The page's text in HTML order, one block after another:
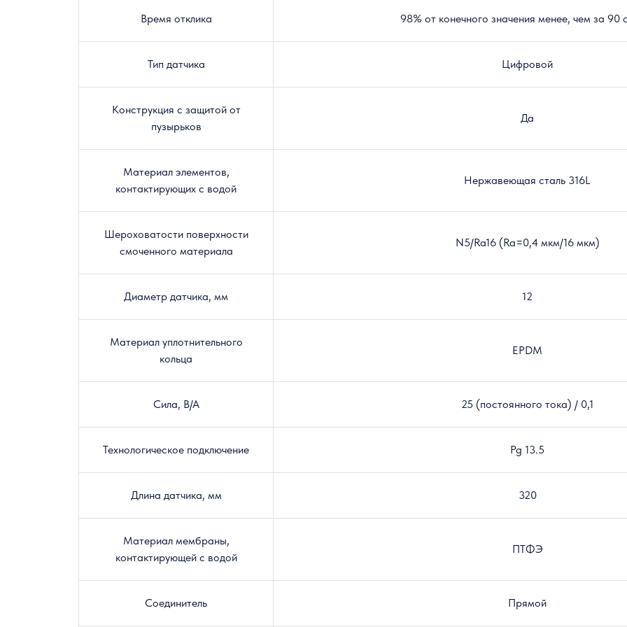
Время отклика 98% от конечного значения менее, чем за 90
Тип датчика Цифровой
Конструкция с защитой от
пузырьков
Да
Материал элементов,
контактирующих с водой
Нержавеющая сталь 316L
Шероховатости поверхности
смоченного материала
N5/Ra16 (Ra=0,4 мкм/16 мкм)
Диаметр датчика, мм 12
Материал уплотнительного
кольца
EPDM
Сила, В/А 25 (постоянного тока) / 0,1
Технологическое подключение Pg 13.5
Длина датчика, мм 320
Материал мембраны,
контактирующей с водой
ПТФЭ
Соединитель Прямой